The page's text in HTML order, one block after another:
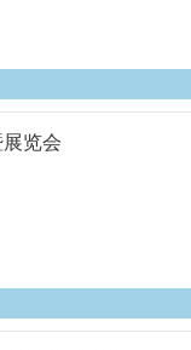
览会